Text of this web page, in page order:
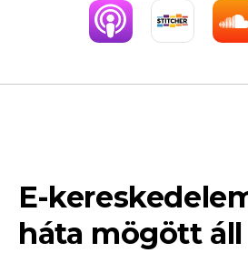
E-
háta mögött áll